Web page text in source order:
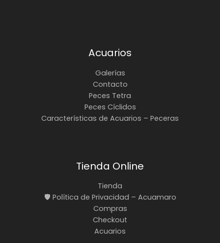
Acuarios
Galerías
Contacto
Peces Tetra
Peces Cíclidos
Características de Acuarios – Peceras
Tienda Online
Tienda
🛡️ Política de Privacidad – Acuamaro
Compras
Checkout
Acuarios